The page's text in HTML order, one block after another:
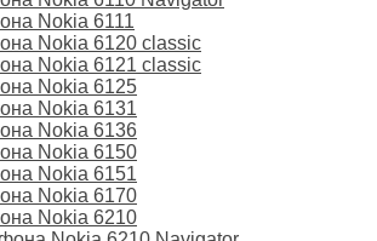
Nokia 6111
Nokia 6120 classic
Nokia 6121 classic
Nokia 6125
Nokia 6131
Nokia 6136
Nokia 6150
Nokia 6151
Nokia 6170
Nokia 6210